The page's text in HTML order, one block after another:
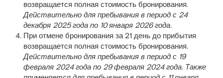
возвращается полная стоимость бронирования.
Действительно для пребывания в период с 24
декабря 2025 года по 10 января 2026 года.
При отмене бронирования за 21 день до прибытия
возвращается полная стоимость бронирования.
Действительно для пребывания в период с 19
февраля 2024 года по 29 февраля 2024 года. Также